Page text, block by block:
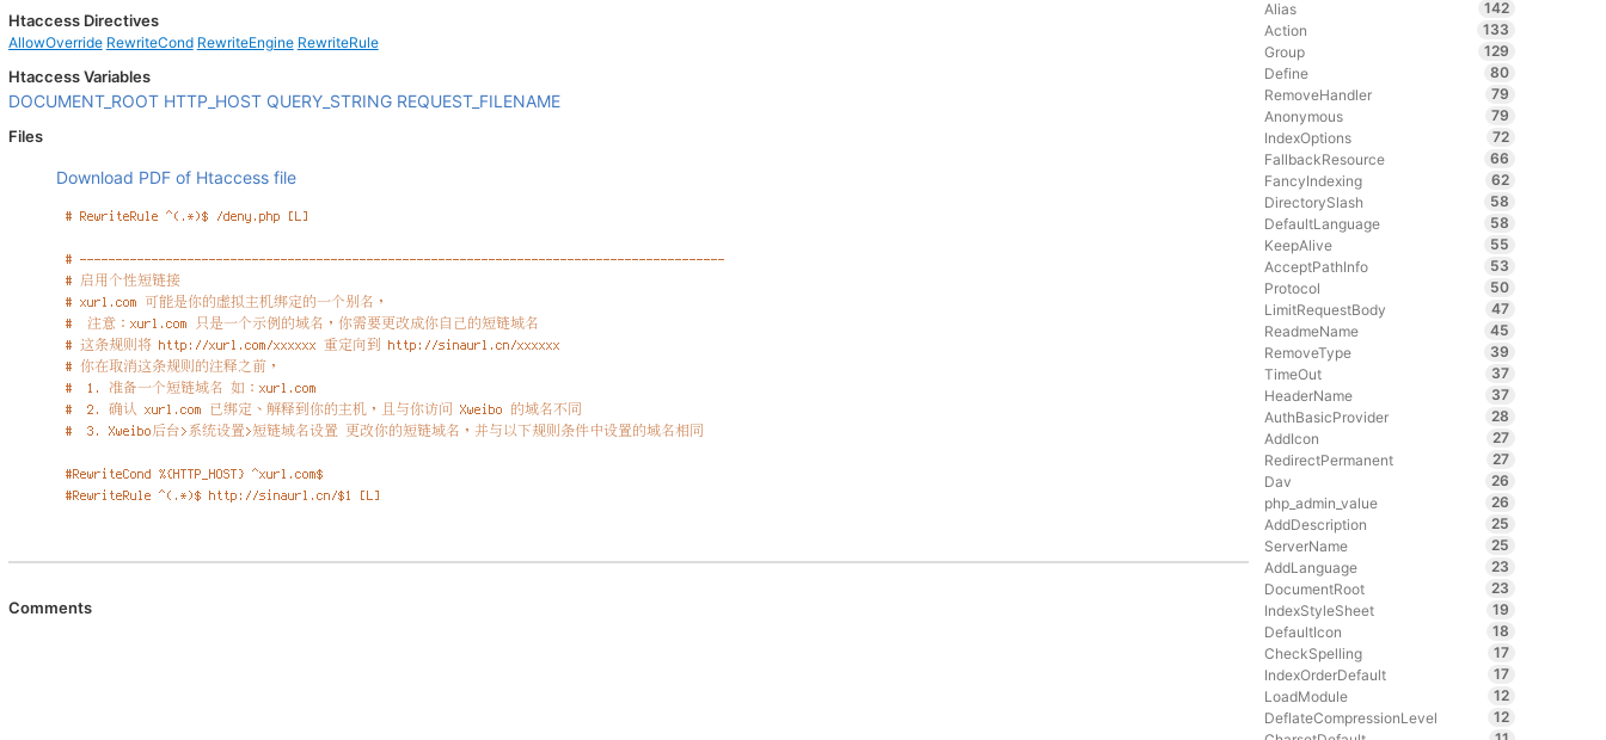
Htaccess Directives
AllowOverride RewriteCond RewriteEngine RewriteRule
Htaccess Variables
DOCUMENT_ROOT HTTP_HOST QUERY_STRING REQUEST_FILENAME
Files
Download PDF of Htaccess file
Comments
Alias
142
Action
133
Group
129
Define
80
RemoveHandler
79
Anonymous
79
IndexOptions
72
FallbackResource
66
FancyIndexing
62
DirectorySlash
58
DefaultLanguage
58
KeepAlive
55
AcceptPathInfo
53
Protocol
50
LimitRequestBody
47
ReadmeName
45
RemoveType
39
TimeOut
37
HeaderName
37
AuthBasicProvider
28
AddIcon
27
RedirectPermanent
27
Dav
26
php_admin_value
26
AddDescription
25
ServerName
25
AddLanguage
23
DocumentRoot
23
IndexStyleSheet
19
DefaultIcon
18
CheckSpelling
17
IndexOrderDefault
17
LoadModule
12
DeflateCompressionLevel
12